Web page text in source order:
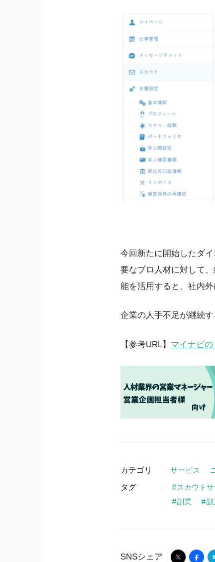
今回新たに開始したダ
要なプロ人材に対して
能を活用すると、社内
企業の人手不足が継続
【参考URL】 マイナビ
カテゴリ サービス
タグ スカウト
副業
SNSシェア